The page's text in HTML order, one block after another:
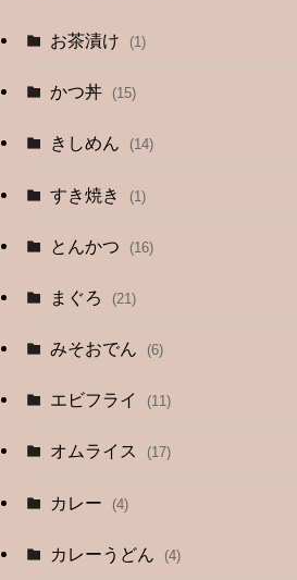
お茶漬け (1)
かつ丼 (15)
きしめん (14)
すき焼き (1)
とんかつ (16)
まぐろ (21)
みそおでん (6)
エビフライ (11)
オムライス (17)
カレー (4)
カレーうどん (4)